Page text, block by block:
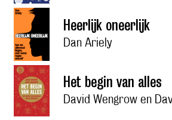
Heerlijk oneerlijk
Dan Ariely
Het begin van alles
David Wengrow en